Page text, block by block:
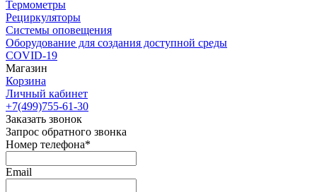
Термометры
Рециркуляторы
Cистемы оповещения
Оборудование для создания доступной среды
COVID-19
Магазин
Корзина
Личный кабинет
+7(499)755-61-30
Заказать звонок
Запрос обратного звонка
Номер телефона*
Email